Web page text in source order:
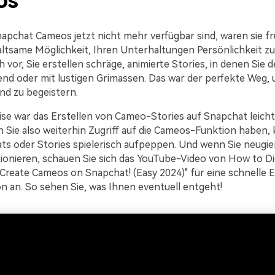
Cameos jetzt nicht mehr verfügbar sind, waren sie
Möglichkeit, Ihren Unterhaltungen Persönlichkeit
vor, Sie erstellen schräge, animierte Stories, in denen Sie
oder mit lustigen Grimassen. Das war der perfekte Weg,
zu begeistern.
war das Erstellen von Cameo-Stories auf Snapchat
Sie also weiterhin Zugriff auf die Cameos-Funktion haben,
oder Stories spielerisch aufpeppen. Und wenn Sie
schauen Sie sich das YouTube-Video von How to
Cameos on Snapchat! (Easy 2024)" für eine schnelle
an. So sehen Sie, was Ihnen eventuell entgeht!